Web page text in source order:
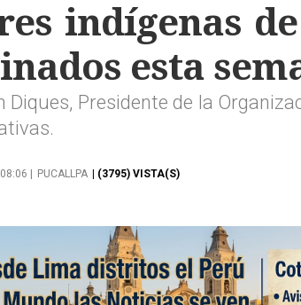
indígenas
esta
Diques, Presidente de la
| PUCALLPA | (3795) VISTA(S)